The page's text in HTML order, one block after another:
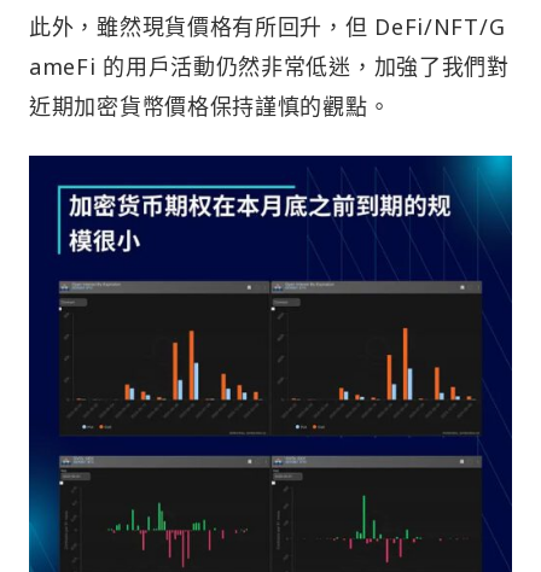
此外，雖然現貨價格有所回升，但 DeFi/NFT/G
ameFi 的用戶活動仍然非常低迷，加強了我們對
近期加密貨幣價格保持謹慎的觀點。